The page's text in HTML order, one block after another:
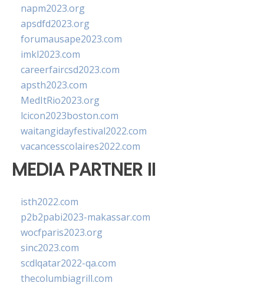
napm2023.org
apsdfd2023.org
forumausape2023.com
imkl2023.com
careerfaircsd2023.com
apsth2023.com
MedItRio2023.org
lcicon2023boston.com
waitangidayfestival2022.com
vacancesscolaires2022.com
MEDIA PARTNER II
isth2022.com
p2b2pabi2023-makassar.com
wocfparis2023.org
sinc2023.com
scdlqatar2022-qa.com
thecolumbiagrill.com